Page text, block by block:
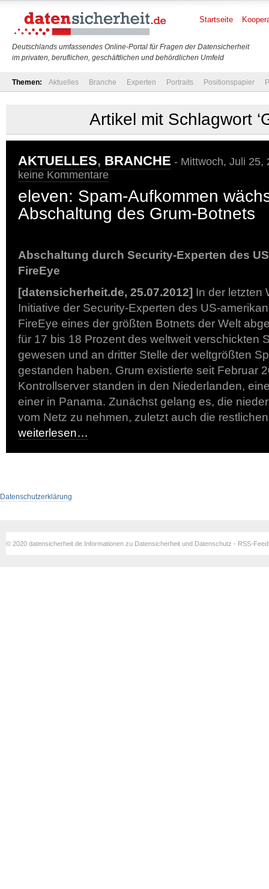
Deutschlands umfassendes Online-Portal für Fragen der Datensicherheit
im privaten, beruflichen, geschäftlichen und behördlichen Umfeld
Startseite
Themen: Aktuelles Branche Experten Portraits Positionspapier
Artikel mit Schlagwort
AKTUELLES, BRANCHE - Mittwoch, Juli 25,
keine Kommentare
eleven: Spam-Aufkommen
Abschaltung des Grum-Botnets
Abschaltung durch Security-Experten des
FireEye
[datensicherheit.de, 25.07.2012] In der letzten
Initiative der Security-Experten des US-
FireEye eines der größten Botnets der Welt
für 17 bis 18 Prozent des weltweit verschickten
gewesen und an dritter Stelle der weltgrößten
gestanden haben. Grum existierte seit Februar
Kontrollserver standen in den Niederlanden,
einer in Panama. Zunächst gelang es, die
vom Netz zu nehmen, zuletzt auch die
weiterlesen…
Datenschutzerklärung
© 2020 datensicherheit.de Informationen zu Datensicherheit und Datenschutz - RSS-